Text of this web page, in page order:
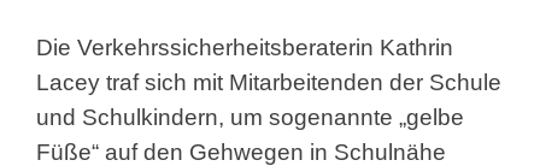
Die Verkehrssicherheitsberaterin Kathrin
Lacey traf sich mit Mitarbeitenden der Schule
und Schulkindern, um sogenannte „gelbe
Füße“ auf den Gehwegen in Schulnähe